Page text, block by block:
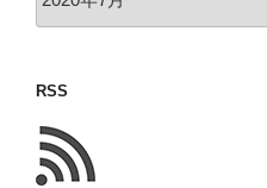
い
た
こ
RSS